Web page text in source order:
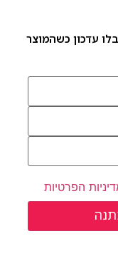
עדכון כשהמוצר
הפרטיות